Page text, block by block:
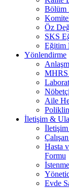
Bölüm
Öz
SKS
Eğitim
Yönlendirme
MHRS
Aile
İletişim &
Hasta
Formu
Evde